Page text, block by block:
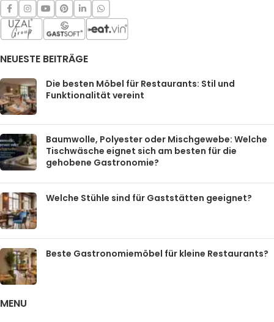
NEUESTE BEITRÄGE
Die besten Möbel für Restaurants: Stil und
Funktionalität vereint
Baumwolle, Polyester oder Mischgewebe: Welche
Tischwäsche eignet sich am besten für die
gehobene Gastronomie?
Welche Stühle sind für Gaststätten geeignet?
Beste Gastronomiemöbel für kleine Restaurants?
MENU